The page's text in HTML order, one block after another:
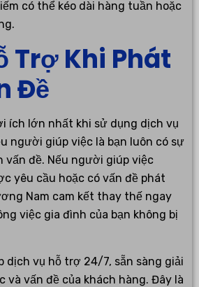
có thể kéo dài hàng tuần hoặc
Trợ Khi Phát
Đề
ích lớn nhất khi sử dụng dịch vụ
người giúp việc là bạn luôn có sự
vấn đề. Nếu người giúp việc
yêu cầu hoặc có vấn đề phát
Nam cam kết thay thế ngay
việc gia đình của bạn không bị
dịch vụ hỗ trợ 24/7, sẵn sàng giải
và vấn đề của khách hàng. Đây là